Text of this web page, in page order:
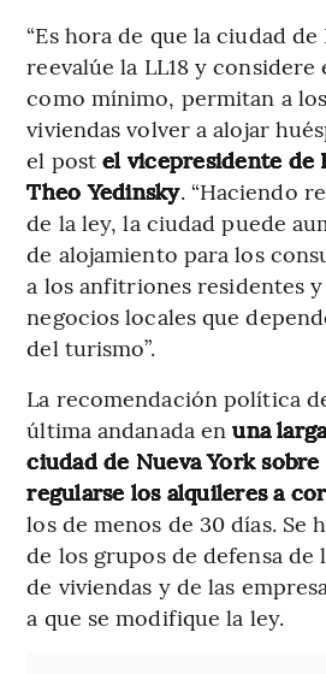
“Es hora de que la ciudad
reevalúe la LL18 y considere
como mínimo, permitan a
viviendas volver a alojar
el postel vicepresidente de
Theo Yedinsky. “Haciendo
de la ley, la ciudad puede
de alojamiento para los
a los anfitriones residentes
negocios locales que
del turismo”.
La recomendación política
última andanada enuna
ciudad de Nueva York
regularse los alquileres a
los de menos de 30 días. Se
de los grupos de defensa
de viviendas y de las
a que se modifique la ley.